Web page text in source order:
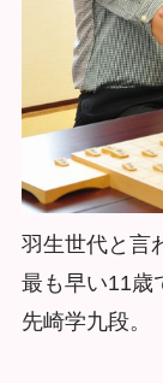
羽生世代と言
最も早い11歳
先崎学九段。